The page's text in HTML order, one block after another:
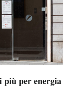
più per energia